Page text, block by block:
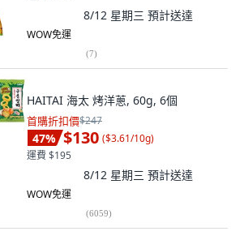
8/12 星期三 預計送達
WOW免運
(7)
HAITAI 海太 烤洋蔥, 60g, 6個
首購折扣價$247
47% $130 ($3.61/10g)
運費 $195
8/12 星期三 預計送達
WOW免運
(6059)